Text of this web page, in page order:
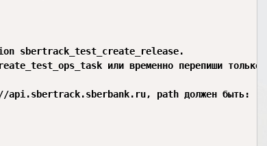
sbertrack_test_create_release.
или временно перепиши
api.sbertrack.sberbank.ru, path должен быть: